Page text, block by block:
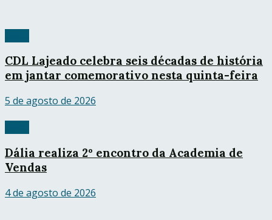
CDL Lajeado celebra seis décadas de história
em jantar comemorativo nesta quinta-feira
5 de agosto de 2026
Dália realiza 2º encontro da Academia de
Vendas
4 de agosto de 2026